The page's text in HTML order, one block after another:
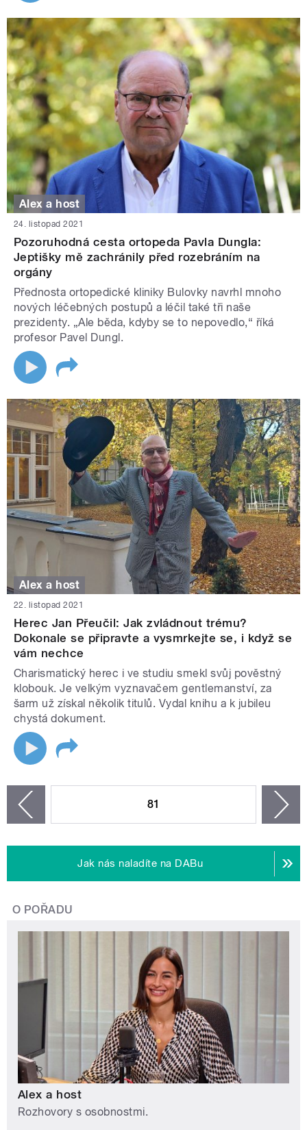
Alex a host
24. listopad 2021
Pozoruhodná cesta ortopeda Pavla Dungla:
Jeptišky mě zachránily před rozebráním na
orgány
Přednosta ortopedické kliniky Bulovky navrhl mnoho
nových léčebných postupů a léčil také tři naše
prezidenty. „Ale běda, kdyby se to nepovedlo,“ říká
profesor Pavel Dungl.
Alex a host
22. listopad 2021
Herec Jan Přeučil: Jak zvládnout trému?
Dokonale se připravte a vysmrkejte se, i když se
vám nechce
Charismatický herec i ve studiu smekl svůj pověstný
klobouk. Je velkým vyznavačem gentlemanství, za
šarm už získal několik titulů. Vydal knihu a k jubileu
chystá dokument.
81
Jak nás naladíte na DABu
O POŘADU
Alex a host
Rozhovory s osobnostmi.